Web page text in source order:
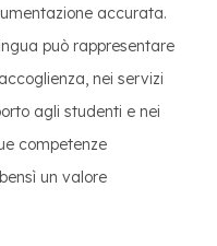
accurata.
può rappresentare
nei servizi
agli studenti e nei
competenze
un valore